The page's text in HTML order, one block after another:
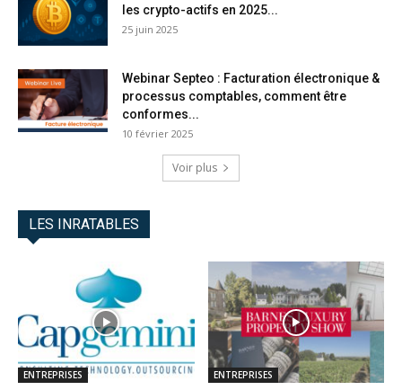
les crypto-actifs en 2025...
25 juin 2025
Webinar Septeo : Facturation électronique &
processus comptables, comment être
conformes...
10 février 2025
Voir plus
LES INRATABLES
ENTREPRISES ENTREPRISES